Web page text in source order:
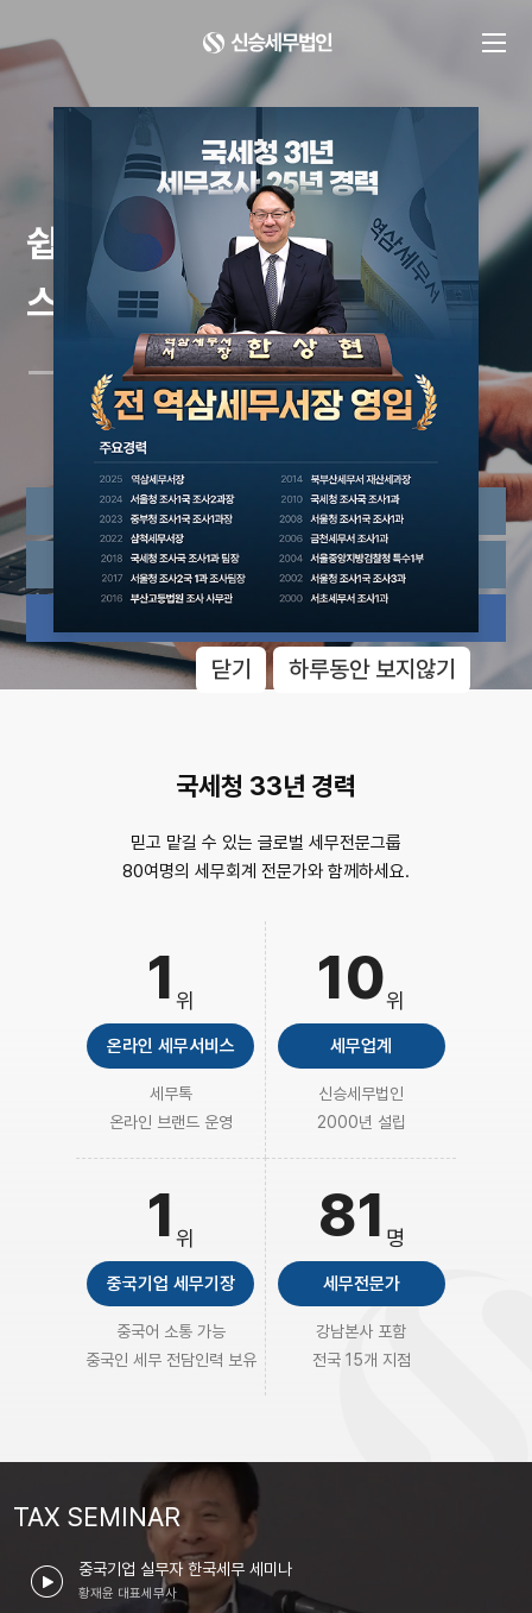
닫기 하루동안 보지않기
쉽고 편한
스마트한 세무상담센터
스마트 세무기장 종합소득세/부가신고세
양도/증여/상속세 스마트 세무기장
국세청 33년 경력
믿고 맡길 수 있는 글로벌 세무전문그룹
80여명의 세무회계 전문가와 함께하세요.
1 위
온라인 세무서비스
세무톡
온라인 브랜드 운영
10위
세무업계
신승세무법인
2000년 설립
1 위
중국기업 세무기장
중국어 소통 가능
중국인 세무 전담인력 보유
81 명
세무전문가
강남본사 포함
전국 15개 지점
TAX SEMINAR
중국기업 실무자 한국세무 세미나
황재윤 대표세무사